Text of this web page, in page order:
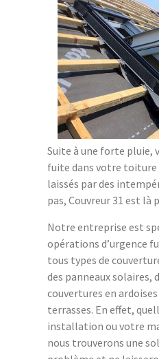
Suite à une forte pluie,
fuite dans votre toiture
laissés par des
pas, Couvreur 31 est là
Notre entreprise est
opérations d’urgence
tous types de
des panneaux solaires,
couvertures en
terrasses. En effet,
installation ou votre
nous trouverons une